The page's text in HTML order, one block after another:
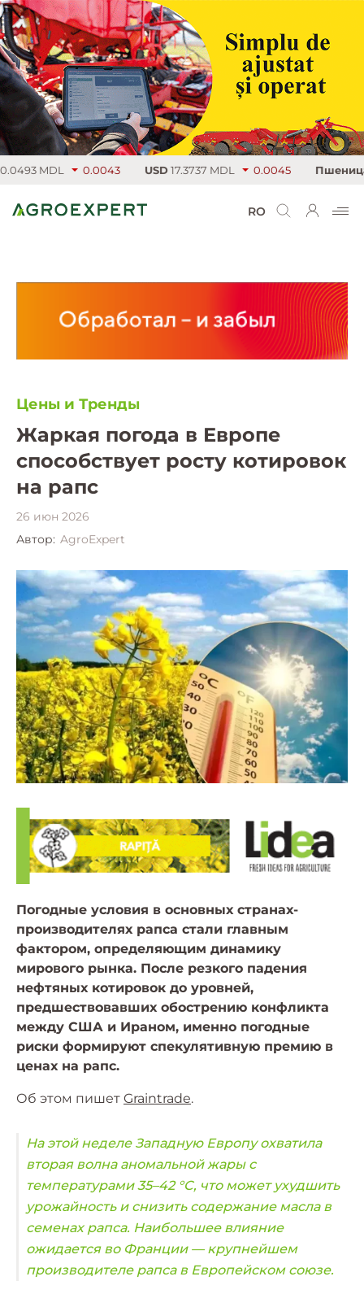
MDL 0.0043 USD17.3737 MDL 0.0045 Пшеница
RO
Цены и Тренды
Жаркая погода в Европе
способствует росту котировок
на рапс
26 июн 2026
Автор: AgroExpert
Погодные условия в основных странах-
производителях рапса стали главным
фактором, определяющим динамику
мирового рынка. После резкого падения
нефтяных котировок до уровней,
предшествовавших обострению конфликта
между США и Ираном, именно погодные
риски формируют спекулятивную премию в
ценах на рапс.
Об этом пишет Graintrade.
На этой неделе Западную Европу охватила
вторая волна аномальной жары с
температурами 35–42 °C, что может ухудшить
урожайность и снизить содержание масла в
семенах рапса. Наибольшее влияние
ожидается во Франции — крупнейшем
производителе рапса в Европейском союзе.